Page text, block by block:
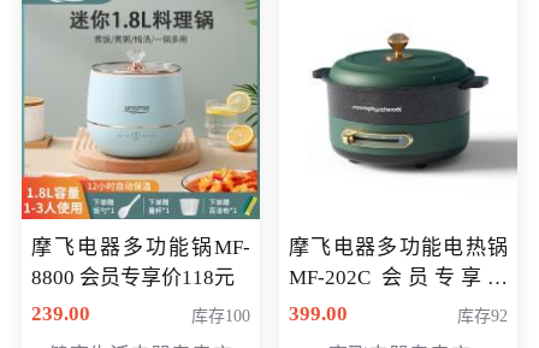
摩飞电器多功能锅MF-
8800 会员专享价118元
239.00
库存100
摩飞电器多功能电热锅
MF-202C 会员专享价
269元
399.00 库存92